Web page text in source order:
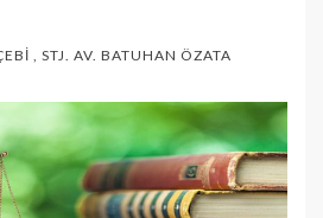
, STJ. AV. BATUHAN ÖZATA